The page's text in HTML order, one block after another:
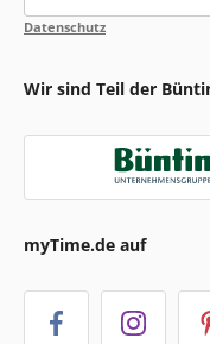
Datenschutz
Wir sind Teil der
myTime.de auf